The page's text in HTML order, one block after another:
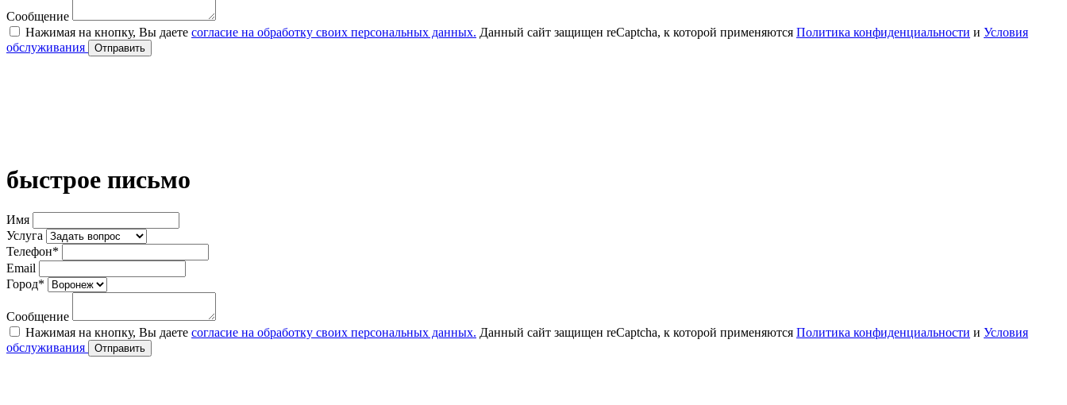
Сообщение
Нажимая на кнопку, Вы даете согласие на обработку своих персональных данных. Данный сайт защищен reCaptcha, к которой применяются Политика конфиденциальности и Условия
обслуживания
быстрое письмо
Имя
Услуга
Телефон*
Email
Город*
Сообщение
Нажимая на кнопку, Вы даете согласие на обработку своих персональных данных. Данный сайт защищен reCaptcha, к которой применяются Политика конфиденциальности и Условия
обслуживания